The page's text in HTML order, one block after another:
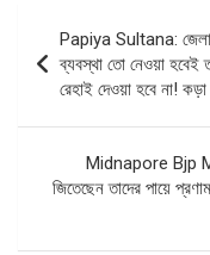
Post
navigation
Papiya Sultana:
ব্যবস্থা তো নেওয়া হবেই
রেহাই দেওয়া হবে না! কড়া
Midnapore Bjp
জিতেছেন তাদের পায়ে